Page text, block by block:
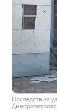
Последствия